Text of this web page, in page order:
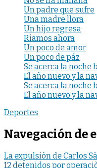
Un padre que sufre
Una madre llora
Un hijo regresa
Riamos ahora
Un poco de amor
Un poco de páz
Se acerca la noche
El año nuevo y la
Se acerca la noche
El año nuevo y la
Deportes
Navegación de
La expulsiòn de Carlos
12 detenidos por